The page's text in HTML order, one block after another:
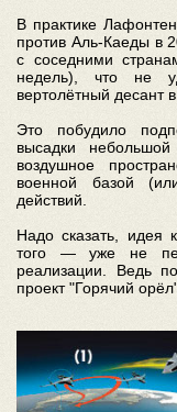
В практике
против Аль-Каеды в
с соседними
недель), что не
вертолётный десант
Это побудило
высадки
воздушное
военной базой
действий.
Надо сказать, идея
того — уже не
реализации. Ведь
проект "Горячий